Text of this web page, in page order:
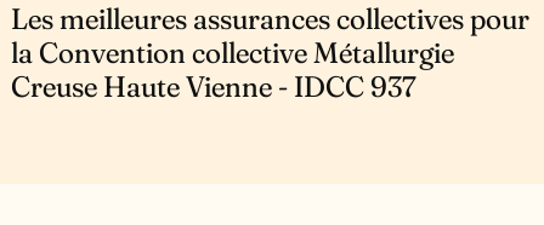
Les meilleures assurances collectives pour
la Convention collective Métallurgie
Creuse Haute Vienne - IDCC 937